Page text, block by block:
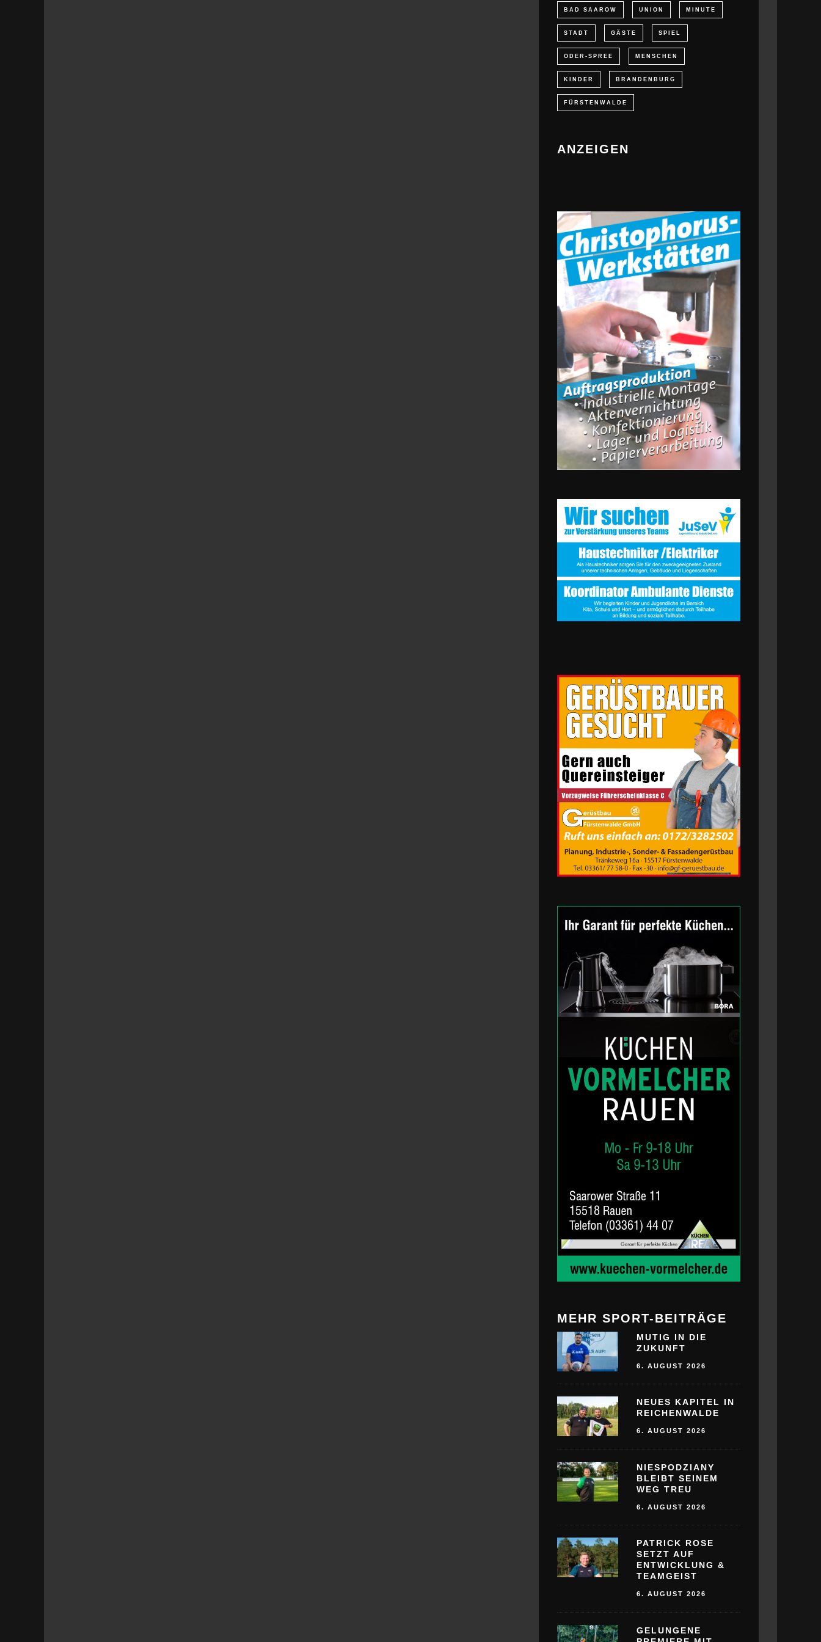
BAD SAAROW UNION MINUTE
STADT GÄSTE SPIEL
ODER-SPREE MENSCHEN
KINDER BRANDENBURG
FÜRSTENWALDE
ANZEIGEN
MEHR SPORT-BEITRÄGE
MUTIG IN DIE
ZUKUNFT
6. AUGUST 2026
NEUES KAPITEL IN
REICHENWALDE
6. AUGUST 2026
NIESPODZIANY
BLEIBT SEINEM
WEG TREU
6. AUGUST 2026
PATRICK ROSE
SETZT AUF
ENTWICKLUNG &
TEAMGEIST
6. AUGUST 2026
GELUNGENE